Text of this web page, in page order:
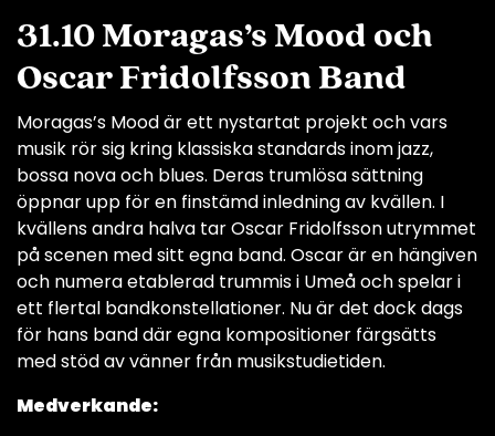
31.10 Moragas’s Mood och
Oscar Fridolfsson Band
Moragas’s Mood är ett nystartat projekt och vars
musik rör sig kring klassiska standards inom jazz,
bossa nova och blues. Deras trumlösa sättning
öppnar upp för en finstämd inledning av kvällen. I
kvällens andra halva tar Oscar Fridolfsson utrymmet
på scenen med sitt egna band. Oscar är en hängiven
och numera etablerad trummis i Umeå och spelar i
ett flertal bandkonstellationer. Nu är det dock dags
för hans band där egna kompositioner färgsätts
med stöd av vänner från musikstudietiden.
Medverkande: